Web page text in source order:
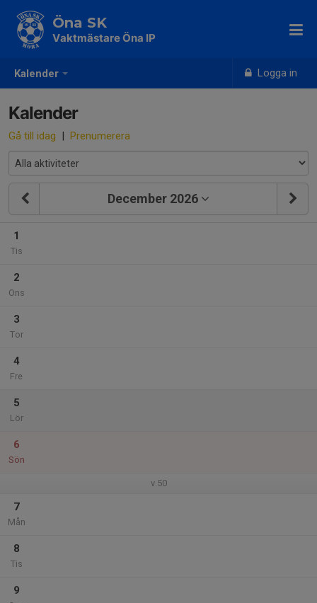
Kalender Logga in
Öna SK
Vaktmästare Öna IP
Kalender
Gå till idag | Prenumerera
December 2026
1
Tis
2
Ons
3
Tor
4
Fre
5
Lör
6
Sön
v.50
7
Mån
8
Tis
9